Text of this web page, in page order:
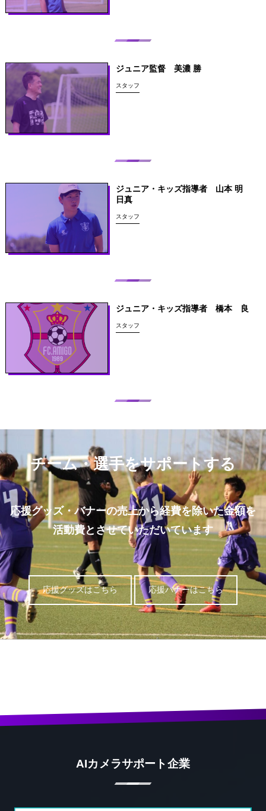
ジュニア監督 美濃 勝
スタッフ
ジュニア・キッズ指導者 山本 明
日真
スタッフ
ジュニア・キッズ指導者 橋本 良
スタッフ
チーム・選手をサポートする
応援グッズ・バナーの売上から経費を除いた金額を
活動費とさせていただいています
応援グッズはこちら 応援バナーはこちら
AIカメラサポート企業